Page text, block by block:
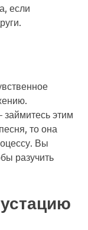
если
этим
то она
Вы
разучить